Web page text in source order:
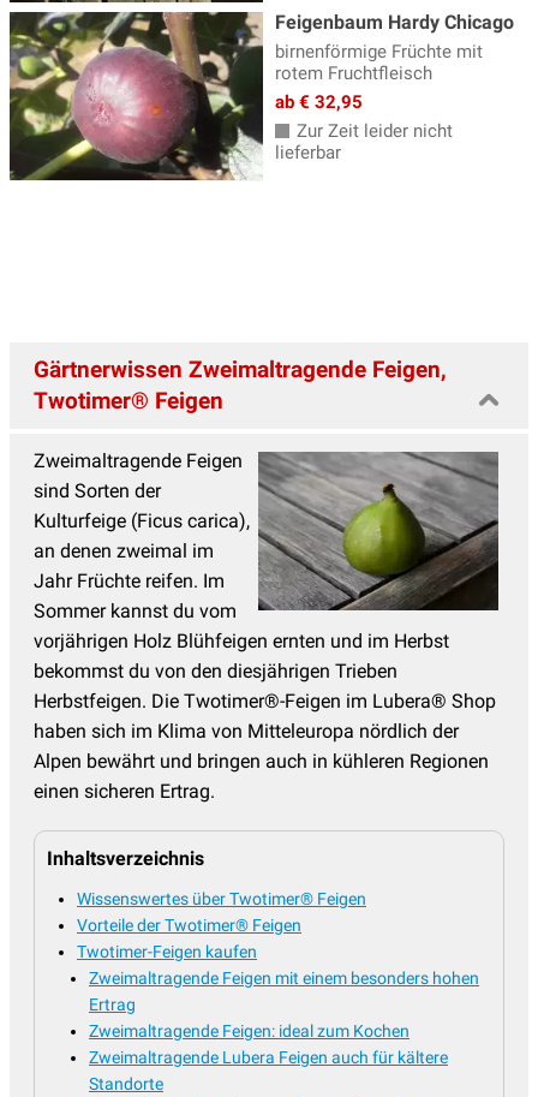
Feigenbaum Hardy Chicago
birnenförmige Früchte mit
rotem Fruchtfleisch
ab € 32,95
Zur Zeit leider nicht
lieferbar
Gärtnerwissen Zweimaltragende Feigen,
Twotimer® Feigen
Zweimaltragende Feigen
sind Sorten der
Kulturfeige (Ficus carica),
an denen zweimal im
Jahr Früchte reifen. Im
Sommer kannst du vom
vorjährigen Holz Blühfeigen ernten und im Herbst
bekommst du von den diesjährigen Trieben
Herbstfeigen. Die Twotimer®-Feigen im Lubera® Shop
haben sich im Klima von Mitteleuropa nördlich der
Alpen bewährt und bringen auch in kühleren Regionen
einen sicheren Ertrag.
Inhaltsverzeichnis
Wissenswertes über Twotimer® Feigen
Vorteile der Twotimer® Feigen
Twotimer-Feigen kaufen
Zweimaltragende Feigen mit einem besonders hohen
Ertrag
Zweimaltragende Feigen: ideal zum Kochen
Zweimaltragende Lubera Feigen auch für kältere
Standorte